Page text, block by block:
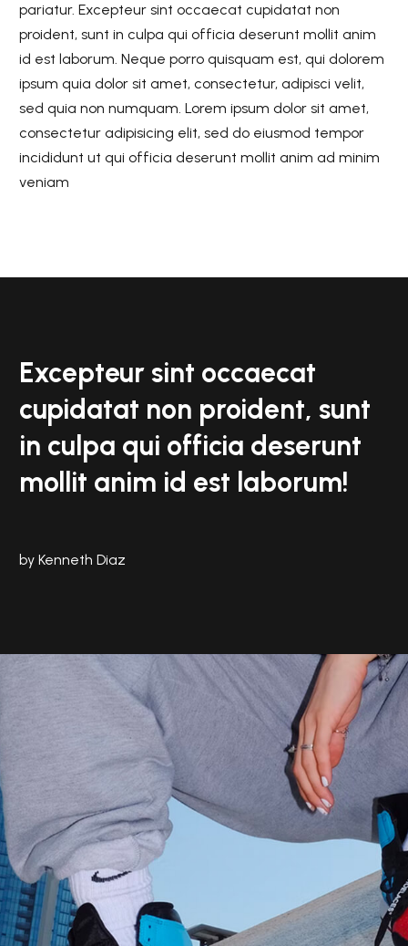
pariatur. Excepteur sint occaecat cupidatat non
proident, sunt in culpa qui officia deserunt mollit anim
id est laborum. Neque porro quisquam est, qui dolorem
ipsum quia dolor sit amet, consectetur, adipisci velit,
sed quia non numquam. Lorem ipsum dolor sit amet,
consectetur adipisicing elit, sed do eiusmod tempor
incididunt ut qui officia deserunt mollit anim ad minim
veniam
Excepteur sint occaecat
cupidatat non proident, sunt
in culpa qui officia deserunt
mollit anim id est laborum!
by Kenneth Diaz